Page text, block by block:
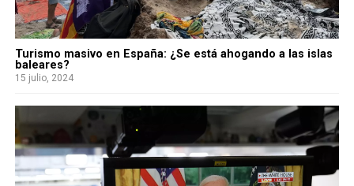
Turismo masivo en España: ¿Se está ahogando a las islas
baleares?
15 julio, 2024